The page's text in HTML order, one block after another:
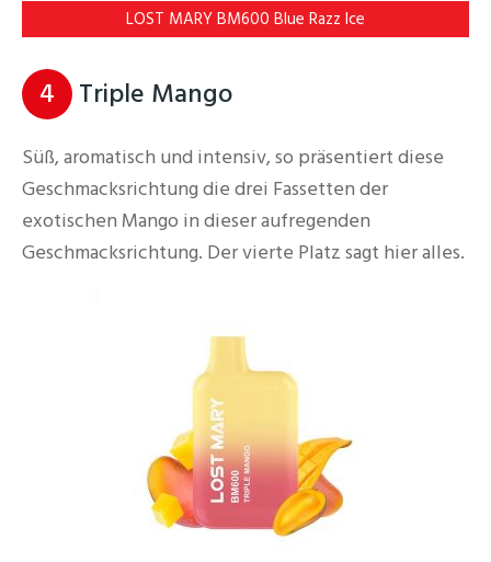
LOST MARY BM600 Blue Razz Ice
4 Triple Mango
Süß, aromatisch und intensiv, so präsentiert diese
Geschmacksrichtung die drei Fassetten der
exotischen Mango in dieser aufregenden
Geschmacksrichtung. Der vierte Platz sagt hier alles.